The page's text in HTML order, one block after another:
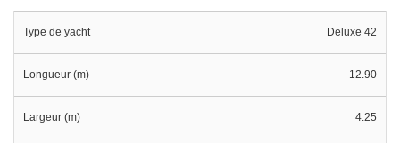
Type de yacht Deluxe 42
Longueur (m) 12.90
Largeur (m) 4.25